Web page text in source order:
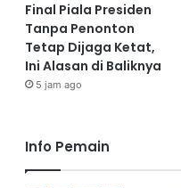
Final Piala Presiden
Tanpa Penonton
Tetap Dijaga Ketat,
Ini Alasan di Baliknya
5 jam ago
Info Pemain